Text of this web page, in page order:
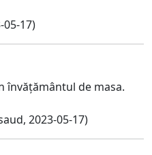
05-17)
învățământul de masa.
2023-05-17)